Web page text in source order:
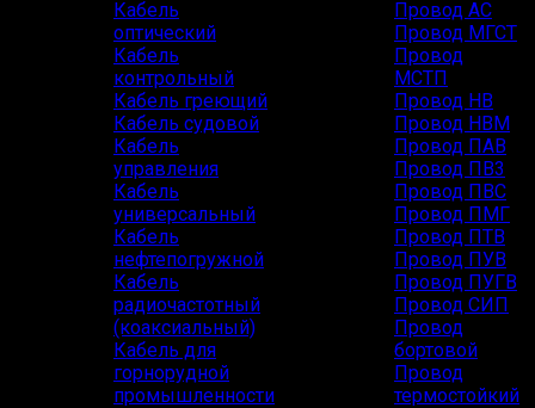
Кабель
оптический
Кабель
контрольный
Кабель греющий
Кабель судовой
Кабель
управления
Кабель
универсальный
Кабель
нефтепогружной
Кабель
радиочастотный
(коаксиальный)
Кабель для
горнорудной
промышленности
Провод АС
Провод МГСТ
Провод
МСТП
Провод НВ
Провод НВМ
Провод ПАВ
Провод ПВ3
Провод ПВС
Провод ПМГ
Провод ПТВ
Провод ПУВ
Провод ПУГВ
Провод СИП
Провод
бортовой
Провод
термостойкий